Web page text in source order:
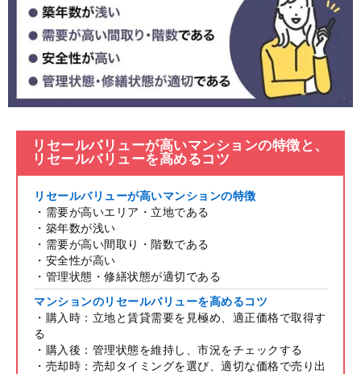
リセールバリューが高いマンションの特徴と、
リセールバリューを高めるコツ
リセールバリューが高いマンションの特徴
・需要が高いエリア・立地である
・築年数が浅い
・需要が高い間取り・階数である
・安全性が高い
・管理状態・修繕状態が適切である
マンションのリセールバリューを高めるコツ
・購入時：立地と賃貸需要を見極め、適正価格で取得す
る
・購入後：管理状態を維持し、市況をチェックする
・売却時：売却タイミングを選び、適切な価格で売り出